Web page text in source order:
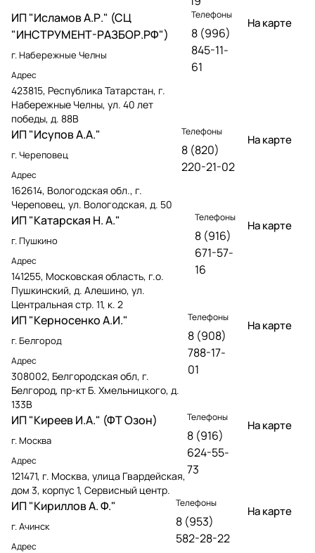
ИП "Исламов А.Р." (СЦ
"ИНСТРУМЕНТ-РАЗБОР.РФ")
г. Набережные Челны
Адрес
423815, Республика Татарстан, г.
Набережные Челны, ул. 40 лет
победы, д. 88В
Телефоны
8 (996)
845-11-
61
На карте
ИП "Исупов А.А."
г. Череповец
Адрес
162614, Вологодская обл., г.
Череповец, ул. Вологодская, д. 50
Телефоны
8 (820)
220-21-02
На карте
ИП "Катарская Н. А."
г. Пушкино
Адрес
141255, Московская область, г.о.
Пушкинский, д. Алешино, ул.
Центральная стр. 11, к. 2
Телефоны
8 (916)
671-57-
16
На карте
ИП "Керносенко А.И."
г. Белгород
Адрес
308002, Белгородская обл, г.
Белгород, пр-кт Б. Хмельницкого, д.
133В
Телефоны
8 (908)
788-17-
01
На карте
ИП "Киреев И.А." (ФТ Озон)
г. Москва
Адрес
121471, г. Москва, улица Гвардейская,
дом 3, корпус 1, Сервисный центр.
Телефоны
8 (916)
624-55-
73
На карте
ИП "Кириллов А. Ф."
г. Ачинск
Адрес
Телефоны
8 (953)
582-28-22
На карте